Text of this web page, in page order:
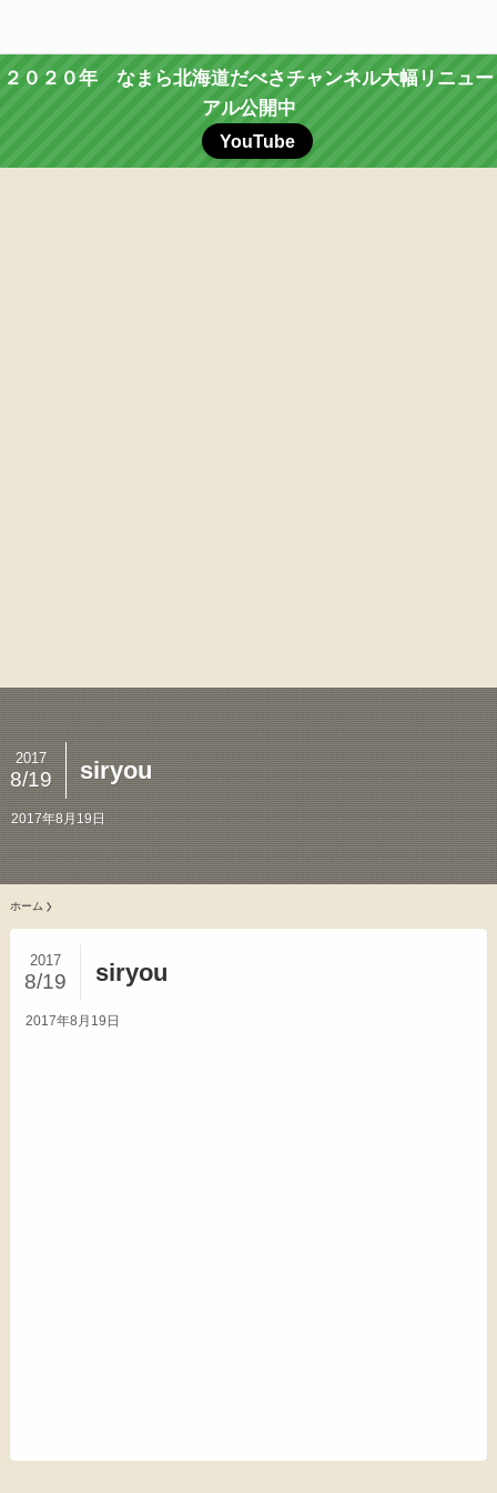
２０２０年 なまら北海道だべさチャンネル大幅リニュー
アル公開中
YouTube
siryou
2017
8/19
2017年8月19日
ホーム
siryou
2017
8/19
2017年8月19日